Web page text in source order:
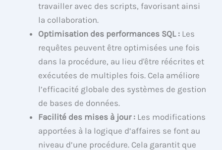
travailler avec des scripts, favorisant ainsi
la collaboration.
Optimisation des performances SQL : Les
requêtes peuvent être optimisées une fois
dans la procédure, au lieu d'être réécrites et
exécutées de multiples fois. Cela améliore
l’efficacité globale des systèmes de gestion
de bases de données.
Facilité des mises à jour : Les modifications
apportées à la logique d’affaires se font au
niveau d’une procédure. Cela garantit que